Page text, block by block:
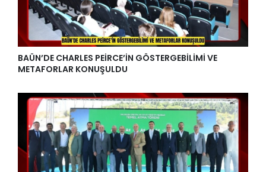
BAÜN’DE CHARLES PEİRCE’İN GÖSTERGEBİLİMİ VE
METAFORLAR KONUŞULDU